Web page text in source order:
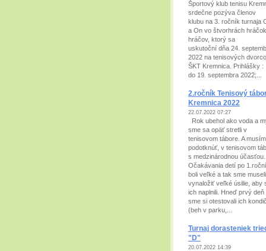
Športový klub tenisu
srdečne pozýva členov
klubu na 3. ročník turnaja
a On vo štvorhrách
hráčov, ktorý sa
uskutoční dňa 24.
2022 na tenisových
ŠKT Kremnica.
do 19. septembra 2022;...
2.ročník Tenisový
Kremnica 2022
22.07.2022 07:27
Rok ubehol ako voda a
sme sa opäť stretli v
tenisovom tábore. A
podotknúť, v tenisovom
s medzinárodnou účasťou.
Očakávania detí po
boli veľké a tak sme museli
vynaložiť veľké úsilie, aby
ich naplnili. Hneď prvý deň
sme si otestovali ich
(beh v parku,...
Turnaj dorasteniek
"D"
20.07.2022 14:39